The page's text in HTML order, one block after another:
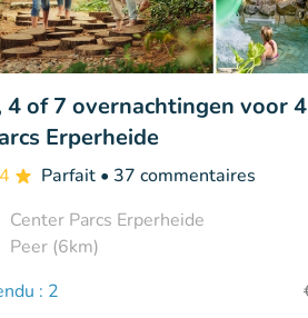
4 of 7 overnachtingen voor
Erperheide
Parfait • 37 commentaires
Center Parcs Erperheide
Peer (6km)
: 2